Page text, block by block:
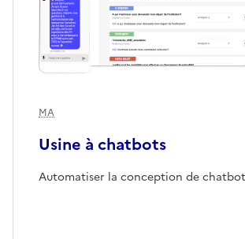
Usine à chatbots
MA
Automatiser la conception de